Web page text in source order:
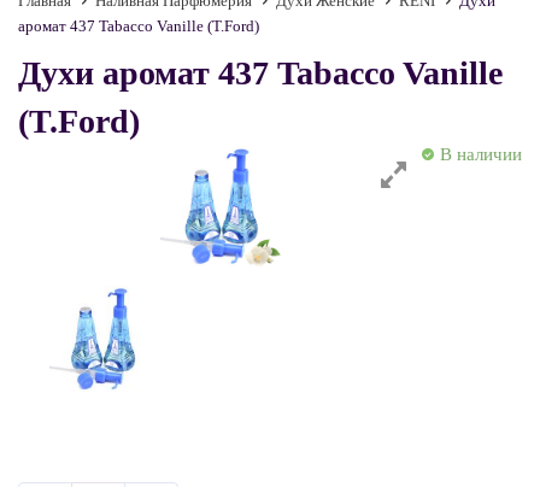
аромат 437 Tabacco Vanille (T.Ford)
Духи аромат 437 Tabacco Vanille
(T.Ford)
В наличии